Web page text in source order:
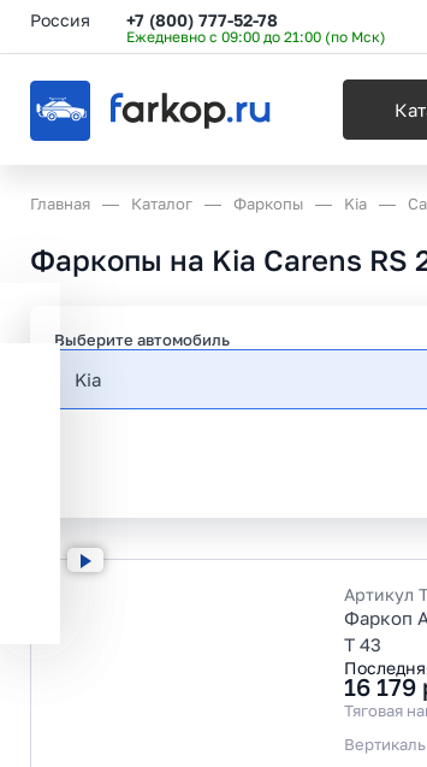
Россия +7 (800) 777-52-78
Ежедневно с 09:00 до 21:00 (по Мск)
Главная Каталог Фаркопы Kia
Фаркопы на Kia Carens RS
Выберите автомобиль
Kia
Артикул
Фаркоп
T 43
16 179
Тяговая